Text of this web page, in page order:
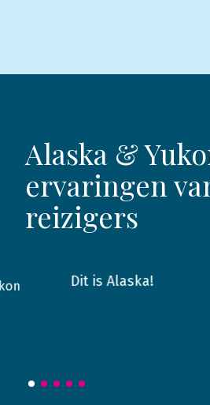
Alaska &
ervaringen
reizigers
2013 Alaska &
Dit is Alaska!